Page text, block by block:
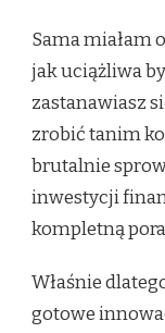
Sama miałam
jak uciążliwa
zastanawiasz
zrobić tanim
brutalnie
inwestycji
kompletną
Właśnie
gotowe